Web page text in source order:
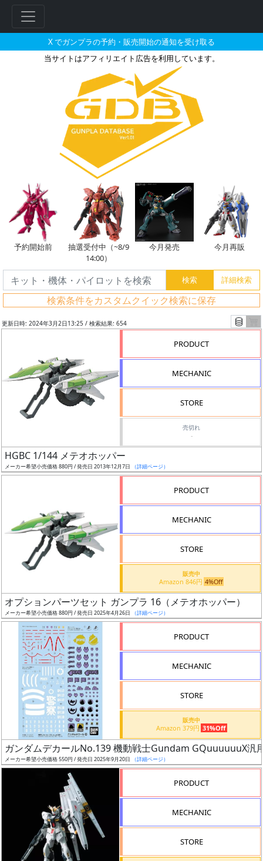
X でガンプラの予約・販売開始の通知を受け取る
当サイトはアフィリエイト広告を利用しています。
HGBC 1/144 メテオホッパーと
予約開始前
抽選受付中（~8/9
14:00）
今月発売 今月再販
検索条件をカスタムクイック検索に保存
フ
リ
検
グ
レ
ル
更新日時: 2024年3月2日13:25 / 検索結果: 654
PRODUCT
MECHANIC
STORE
売切れ
-
HGBC 1/144 メテオホッパー
メーカー希望小売価格 880円 / 発売日 2013年12月7日 （詳細ページ）
PRODUCT
MECHANIC
STORE
販売中
Amazon 846円 4%Off
オプションパーツセット ガンプラ 16（メテオホッパー）
メーカー希望小売価格 880円 / 発売日 2025年4月26日 （詳細ページ）
PRODUCT
MECHANIC
STORE
販売中
Amazon 379円 31%Off
ガンダムデカールNo.139 機動戦士Gundam GQuuuuuuX汎
メーカー希望小売価格 550円 / 発売日 2025年9月20日 （詳細ページ）
PRODUCT
MECHANIC
STORE